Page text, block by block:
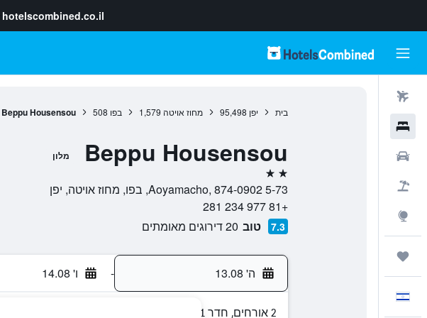
hotelscombined.co.il
בית יפן 95,498 מחוז אויטה 1,579 בפו 508
Beppu Housensou
Beppu Housensou מלון
2 כוכבים
5-73 Aoyamacho, 874-0902, בפו, מחוז אויטה, יפן
+81 977 234 281
7.3 טוב 20 דירוגים מאומתים
ה' 13.08 - ו' 14.08
2 אורחים, חדר 1